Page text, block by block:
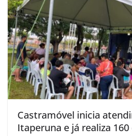
Castramóvel inicia
Itaperuna e já realiza